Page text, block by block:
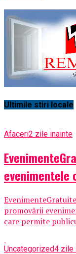
Ultimile stiri locale
Afaceri2 zile inainte
evenimentele
promovării
care permite
Uncategorized4 zile